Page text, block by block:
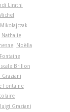
Liratni
Nathalie
Noëlla
Brillon
Graziani
Fontaine
Graziani